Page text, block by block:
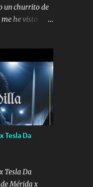
un churrito de
he visto
a todos yo les
malcriado un
no saben nada
hay gente
de level
me pongo
cachucha de
alto A veces
las
Tesla Da
Tesla Da
Mérida x